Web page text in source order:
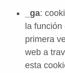
_ga:
la
primera
web a
esta